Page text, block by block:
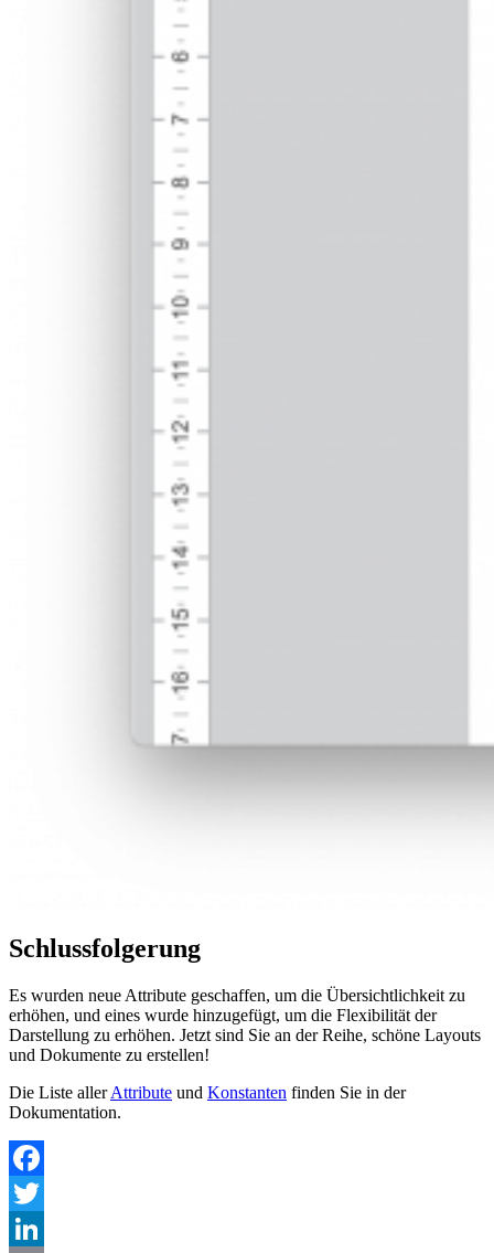
Schlussfolgerung
Es wurden neue Attribute geschaffen, um die Übersichtlichkeit zu
erhöhen, und eines wurde hinzugefügt, um die Flexibilität der
Darstellung zu erhöhen. Jetzt sind Sie an der Reihe, schöne Layouts
und Dokumente zu erstellen!
Die Liste allerAttribute und Konstanten finden Sie in der
Dokumentation.
Facebook
Twitter